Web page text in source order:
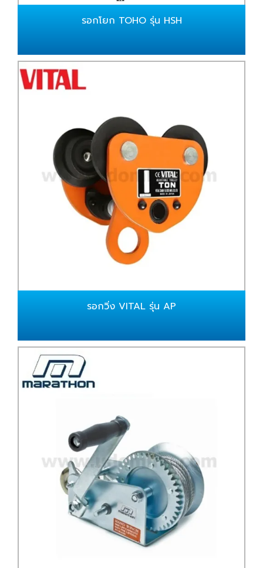
รอกโยก TOHO รุ่น HSH
รอกวิ่ง VITAL รุ่น AP